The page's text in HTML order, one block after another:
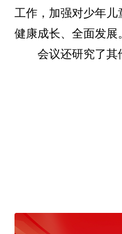
工作，加强对少年
健康成长、全面发展
会议还研究了其